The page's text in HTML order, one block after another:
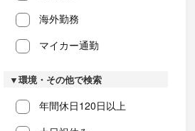
海外勤務
マイカー通勤
▼環境・その他で検索
年間休日120日以上